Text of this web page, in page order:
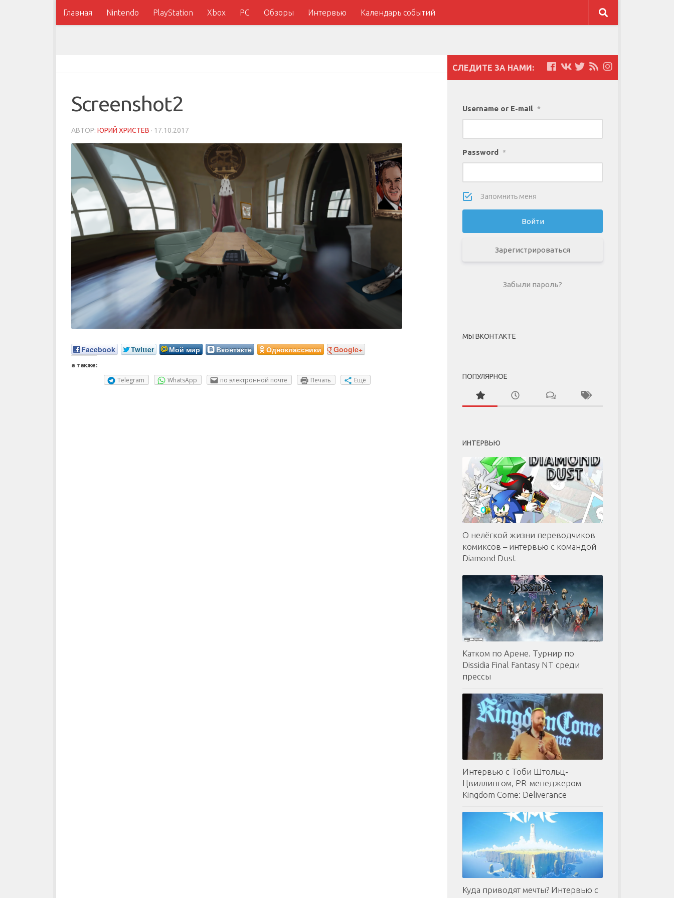
Главная Nintendo PlayStation Xbox PC Обзоры Интервью Календарь событий
Screenshot2
АВТОР: ЮРИЙ ХРИСТЕВ · 17.10.2017
Facebook Twitter Мой мир Вконтакте Одноклассники Google+
а также:
Telegram WhatsApp по электронной почте Печать Ещё
СЛЕДИТЕ ЗА НАМИ:
Username or E-mail *
Password *
Запомнить меня
Зарегистрироваться
Забыли пароль?
МЫ ВКОНТАКТЕ
ПОПУЛЯРНОЕ
ИНТЕРВЬЮ
О нелёгкой жизни переводчиков
комиксов – интервью с командой
Diamond Dust
Катком по Арене. Турнир по
Dissidia Final Fantasy NT среди
прессы
Интервью с Тоби Штольц-
Цвиллингом, PR-менеджером
Kingdom Come: Deliverance
Куда приводят мечты? Интервью с